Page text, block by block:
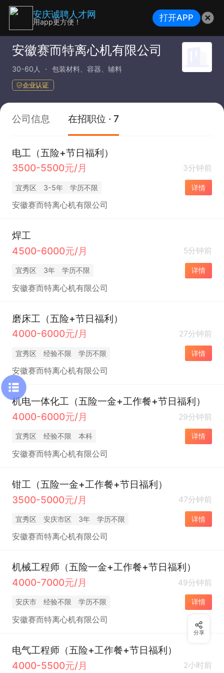
安徽赛而特离心机有限公司
30-60人 包装材料、容器、辅料
企业认证
公司信息 在招职位 · 7
电工（五险+节日福利）
3500-5500元/月
3分钟前
宜秀区 3-5年 学历不限 详情
安徽赛而特离心机有限公司
焊工
4500-6000元/月
5分钟前
宜秀区 3年 学历不限 详情
安徽赛而特离心机有限公司
磨床工（五险+节日福利）
4000-6000元/月
27分钟前
宜秀区 经验不限 学历不限 详情
安徽赛而特离心机有限公司
机电一体化工（五险一金+工作餐+节日福利）
4000-6000元/月
29分钟前
宜秀区 经验不限 本科 详情
安徽赛而特离心机有限公司
钳工（五险一金+工作餐+节日福利）
3500-5000元/月
47分钟前
宜秀区 安庆市区 3年 学历不限 详情
安徽赛而特离心机有限公司
机械工程师（五险一金+工作餐+节日福利）
4000-7000元/月
49分钟前
安庆市 经验不限 学历不限 详情
安徽赛而特离心机有限公司
电气工程师（五险+工作餐+节日福利）
4000-5500元/月
2小时前
分享
安庆诚聘人才网
用app更方便！ 打开APP